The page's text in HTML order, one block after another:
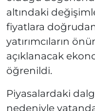
altındaki
fiyatlara
yatırımcıların
açıklanacak
öğrenildi.
Piyasalardaki
nedeniyle